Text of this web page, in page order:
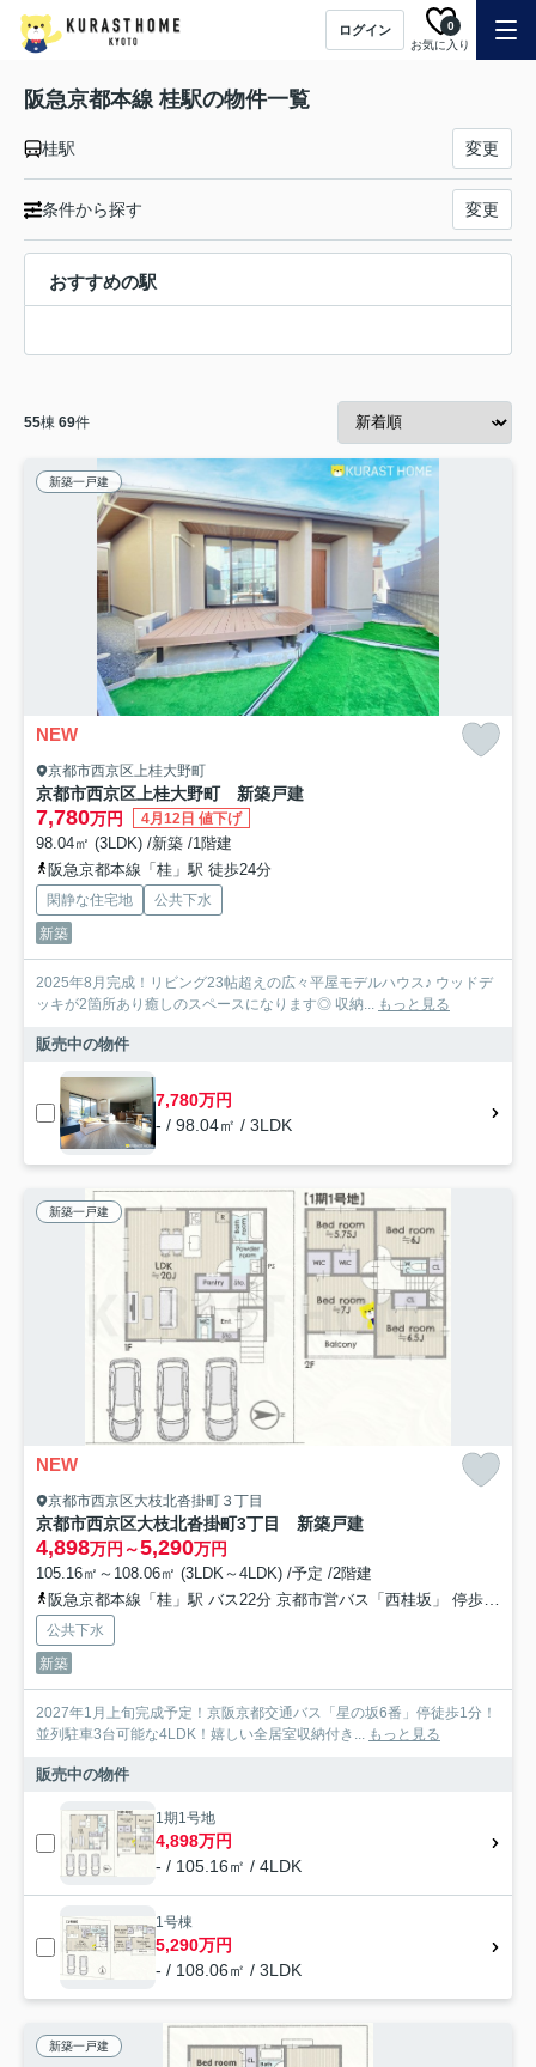
ログイン
お気に入り
0
阪急京都本線 桂駅の物件一覧
桂駅 変更
条件から探す 変更
おすすめの駅
55棟 69件
新築一戸建
NEW
京都市西京区上桂大野町
京都市西京区上桂大野町 新築戸建
7,780万円 4月12日 値下げ
98.04㎡ (3LDK) /新築 /1階建
阪急京都本線「桂」駅 徒歩24分
閑静な住宅地
公共下水
新築
2025年8月完成！リビング23帖超えの広々平屋モデルハウス♪ ウッドデ
ッキが2箇所あり癒しのスペースになります◎ 収納... もっと見る
販売中の物件
7,780万円
- / 98.04㎡ / 3LDK
新築一戸建
NEW
京都市西京区大枝北沓掛町３丁目
京都市西京区大枝北沓掛町3丁目 新築戸建
4,898万円～5,290万円
105.16㎡～108.06㎡ (3LDK～4LDK) /予定 /2階建
阪急京都本線「桂」駅 バス22分 京都市営バス「西桂坂」 停歩4分
公共下水
新築
2027年1月上旬完成予定！京阪京都交通バス「星の坂6番」停徒歩1分！
並列駐車3台可能な4LDK！嬉しい全居室収納付き... もっと見る
販売中の物件
1期1号地
4,898万円
- / 105.16㎡ / 4LDK
1号棟
5,290万円
- / 108.06㎡ / 3LDK
新築一戸建